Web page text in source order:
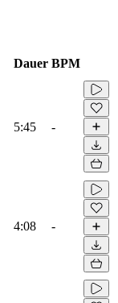
Dauer BPM
5:45 -
4:08 -